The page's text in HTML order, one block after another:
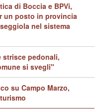
di Boccia e BPVi,
un posto in provincia
nel sistema
pedonali,
si svegli"
su Campo Marzo,